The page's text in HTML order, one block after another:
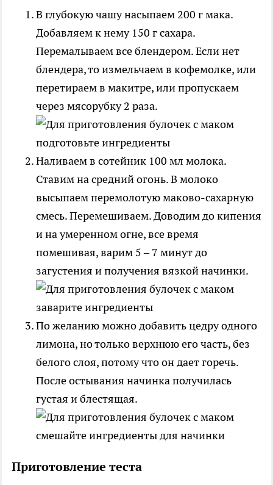
В глубокую чашу насыпаем 200 г мака.
Добавляем к нему 150 г сахара.
Перемалываем все блендером. Если нет
блендера, то измельчаем в кофемолке, или
перетираем в макитре, или пропускаем
через мясорубку 2 раза.
Наливаем в сотейник 100 мл молока.
Ставим на средний огонь. В молоко
высыпаем перемолотую маково-сахарную
смесь. Перемешиваем. Доводим до кипения
и на умеренном огне, все время
помешивая, варим 5 – 7 минут до
загустения и получения вязкой начинки.
По желанию можно добавить цедру одного
лимона, но только верхнюю его часть, без
белого слоя, потому что он дает горечь.
После остывания начинка получилась
густая и блестящая.
Приготовление теста